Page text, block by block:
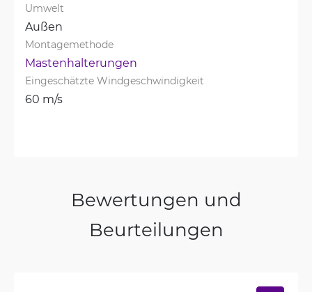
Umwelt
Außen
Montagemethode
Mastenhalterungen
Eingeschätzte Windgeschwindigkeit
60 m/s
Bewertungen und
Beurteilungen